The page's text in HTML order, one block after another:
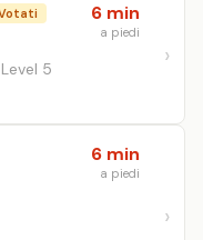
5
6 min
a piedi
6 min
a piedi